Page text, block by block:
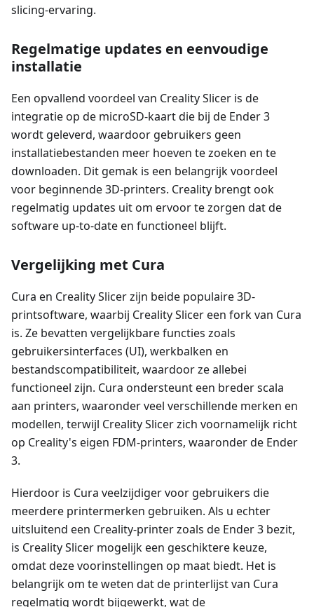
slicing-ervaring.
Regelmatige updates en eenvoudige
installatie
Een opvallend voordeel van Creality Slicer is de
integratie op de microSD-kaart die bij de Ender 3
wordt geleverd, waardoor gebruikers geen
installatiebestanden meer hoeven te zoeken en te
downloaden. Dit gemak is een belangrijk voordeel
voor beginnende 3D-printers. Creality brengt ook
regelmatig updates uit om ervoor te zorgen dat de
software up-to-date en functioneel blijft.
Vergelijking met Cura
Cura en Creality Slicer zijn beide populaire 3D-
printsoftware, waarbij Creality Slicer een fork van Cura
is. Ze bevatten vergelijkbare functies zoals
gebruikersinterfaces (UI), werkbalken en
bestandscompatibiliteit, waardoor ze allebei
functioneel zijn. Cura ondersteunt een breder scala
aan printers, waaronder veel verschillende merken en
modellen, terwijl Creality Slicer zich voornamelijk richt
op Creality's eigen FDM-printers, waaronder de Ender
3.
Hierdoor is Cura veelzijdiger voor gebruikers die
meerdere printermerken gebruiken. Als u echter
uitsluitend een Creality-printer zoals de Ender 3 bezit,
is Creality Slicer mogelijk een geschiktere keuze,
omdat deze voorinstellingen op maat biedt. Het is
belangrijk om te weten dat de printerlijst van Cura
regelmatig wordt bijgewerkt, wat de